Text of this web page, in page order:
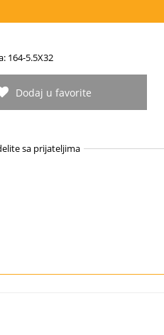
164-5.5X32
Dodaj u favorite
sa prijateljima